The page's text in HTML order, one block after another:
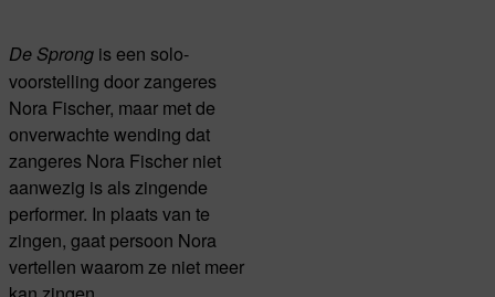
De Sprong is een solo-
voorstelling door zangeres
Nora Fischer, maar met de
onverwachte wending dat
zangeres Nora Fischer niet
aanwezig is als zingende
performer. In plaats van te
zingen, gaat persoon Nora
vertellen waarom ze niet meer